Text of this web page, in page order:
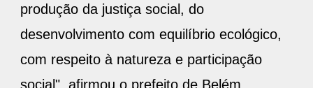
produção da justiça social, do
desenvolvimento com equilíbrio ecológico,
com respeito à natureza e participação
social", afirmou o prefeito de Belém